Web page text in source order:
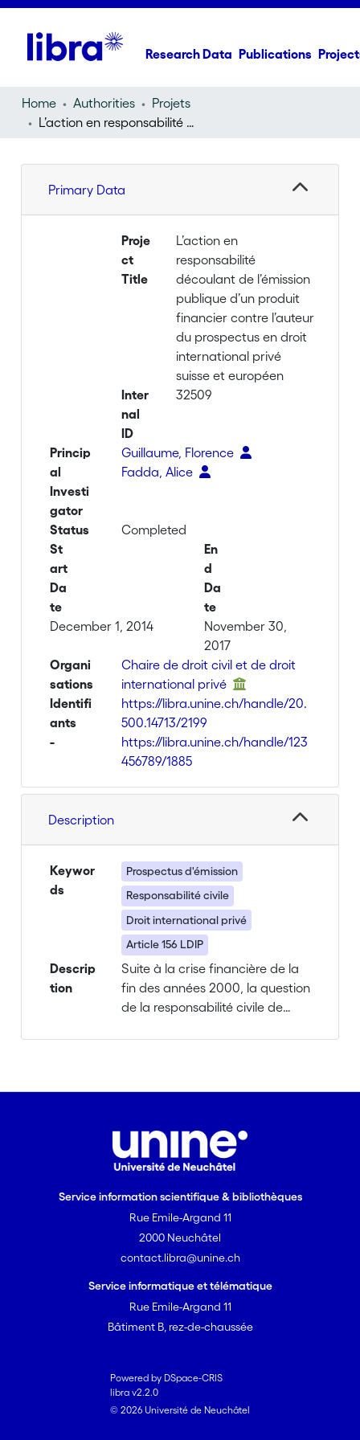
Research Data Publications
Home Authorities
Projets
L’action en responsabilité découlant de l’émission publique d’un produit financier contre l’auteur du prospectus en droit international privé suisse et européen
Primary Data
Proje
ct
Title
L’action en
responsabilité
découlant de l’émission
publique d’un produit
financier contre l’auteur
du prospectus en droit
international privé
suisse et européen
Inter
nal
ID
32509
Princip
al
Investi
gator
Guillaume, Florence
Fadda, Alice
Status
Completed
St
art
Da
te
December 1, 2014
En
d
Da
te
November 30,
2017
Organi
sations
Chaire de droit civil et de droit
international privé
Identifi
ants
https://libra.unine.ch/handle/20.
500.14713/2199
-
https://libra.unine.ch/handle/123
456789/1885
Description
Keywor
ds
Prospectus d'émission
Responsabilité civile
Droit international privé
Article 156 LDIP
Descrip
tion
Suite à la crise financière de la
fin des années 2000, la question
de la responsabilité civile de
complexes, notamment en
relation avec l’obligation
Le droit international privé suisse
contient des dispositions traitant
spécifiquement des prétentions
l’émission publique de produits
financiers. La compétence
internationale des tribunaux
151 LDIP. Les fors prévus par
cette disposition ne peuvent
cependant être invoqués que si
Service information scientifique & bibliothèques
Rue Emile-Argand 11
2000 Neuchâtel
contact.libra@unine.ch
Service informatique et télématique
Rue Emile-Argand 11
Bâtiment B, rez-de-chaussée
Powered by DSpace-CRIS
libra v2.2.0
© 2026 Université de Neuchâtel